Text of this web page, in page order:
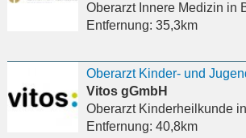
Oberarzt Innere Medizin in
Entfernung: 35,3km
Vitos gGmbH
Oberarzt Kinderheilkundein
Entfernung: 40,8km